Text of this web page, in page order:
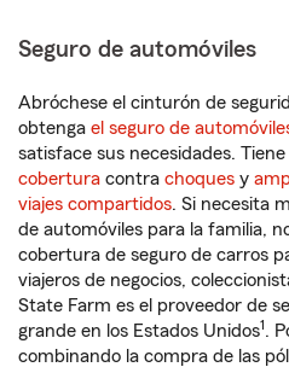
Seguro de automóviles
Abróchese el cinturón de
obtenga el seguro de
satisface sus necesidades.
cobertura contra choques y
viajes compartidos. Si necesita
de automóviles para la familia,
cobertura de seguro de carros
viajeros de negocios,
State Farm es el proveedor de
grande en los Estados Unidos1.
combinando la compra de las